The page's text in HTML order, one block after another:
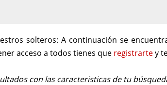
solteros: A continuación se
acceso a todos tienes que registrartey
con las caracteristicas de tu